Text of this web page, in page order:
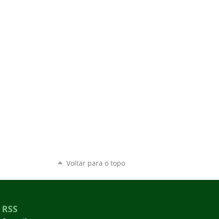
Voltar para o topo
RSS